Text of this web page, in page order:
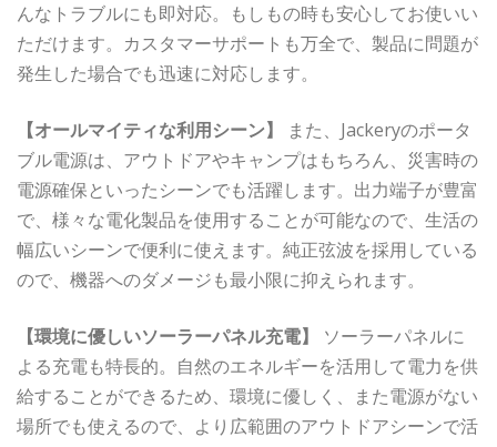
んなトラブルにも即対応。もしもの時も安心してお使いい
ただけます。カスタマーサポートも万全で、製品に問題が
発生した場合でも迅速に対応します。
【オールマイティな利用シーン】
また、Jackeryのポータ
ブル電源は、アウトドアやキャンプはもちろん、災害時の
電源確保といったシーンでも活躍します。出力端子が豊富
で、様々な電化製品を使用することが可能なので、生活の
幅広いシーンで便利に使えます。純正弦波を採用している
ので、機器へのダメージも最小限に抑えられます。
【環境に優しいソーラーパネル充電】
ソーラーパネルに
よる充電も特長的。自然のエネルギーを活用して電力を供
給することができるため、環境に優しく、また電源がない
場所でも使えるので、より広範囲のアウトドアシーンで活